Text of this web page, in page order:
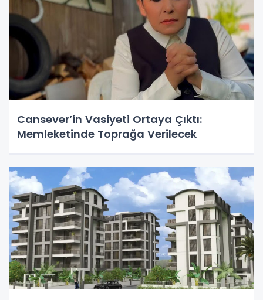
Cansever’in Vasiyeti Ortaya Çıktı:
Memleketinde Toprağa Verilecek